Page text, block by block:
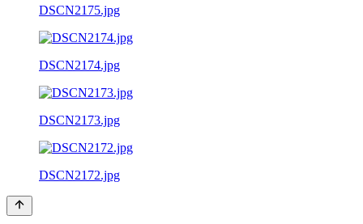
DSCN2175.jpg
DSCN2174.jpg
DSCN2173.jpg
DSCN2172.jpg